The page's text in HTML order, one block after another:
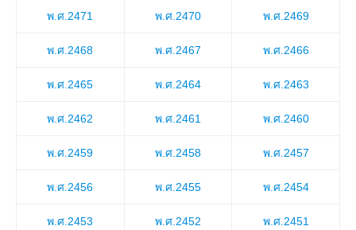
พ.ศ.2471 พ.ศ.2470 พ.ศ.2469
พ.ศ.2468 พ.ศ.2467 พ.ศ.2466
พ.ศ.2465 พ.ศ.2464 พ.ศ.2463
พ.ศ.2462 พ.ศ.2461 พ.ศ.2460
พ.ศ.2459 พ.ศ.2458 พ.ศ.2457
พ.ศ.2456 พ.ศ.2455 พ.ศ.2454
พ.ศ.2453 พ.ศ.2452 พ.ศ.2451